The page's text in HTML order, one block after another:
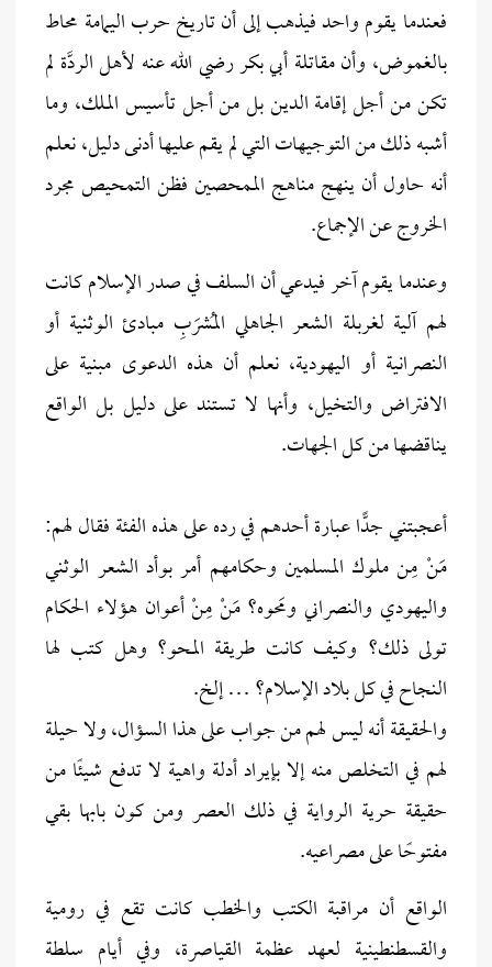
فعندما يقوم واحد فيذهب إلى أن تاريخ حرب اليمامة محاط
بالغموض، وأن مقاتلة أبي بكر رضي الله عنه لأهل الردَّة لم
تكن من أجل إقامة الدين بل من أجل تأسيس الملك، وما
أشبه ذلك من التوجيهات التي لم يقم عليها أدنى دليل، نعلم
أنه حاول أن ينهج مناهج الممحصين فظن التمحيص مجرد
الخروج عن الإجماع.
وعندما يقوم آخر فيدعي أن السلف في صدر الإسلام كانت
لهم آلية لغربلة الشعر الجاهلي المُشرَبِ مبادئ الوثنية أو
النصرانية أو اليهودية، نعلم أن هذه الدعوى مبنية على
الافتراض والتخيل، وأنها لا تستند على دليل بل الواقع
يناقضها من كل الجهات.
أعجبتني جدًّا عبارة أحدهم في رده على هذه الفئة فقال لهم:
مَنْ مِن ملوك المسلمين وحكامهم أمر بوأد الشعر الوثني
واليهودي والنصراني ومَحوه؟ مَنْ مِنْ أعوان هؤلاء الحكام
تولى ذلك؟ وكيف كانت طريقة المحو؟ وهل كتب لها
النجاح في كل بلاد الإسلام؟ … إلخ.
والحقيقة أنه ليس لهم من جواب على هذا السؤال، ولا حيلة
لهم في التخلص منه إلا بإيراد أدلة واهية لا تدفع شيئًا من
حقيقة حرية الرواية في ذلك العصر ومن كون بابها بقي
مفتوحًا على مصراعيه.
الواقع أن مراقبة الكتب والخطب كانت تقع في رومية
والقسطنطينية لعهد عظمة القياصرة، وفي أيام سلطة